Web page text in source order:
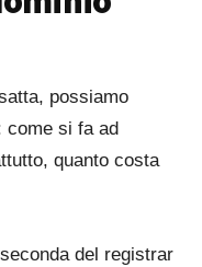
possiamo
come si fa ad
quanto costa
del registrar